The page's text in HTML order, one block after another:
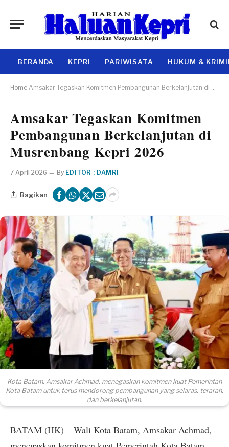
BERANDA KEPRI PARIWISATA HUKUM &
Home Amsakar Tegaskan Komitmen Pembangunan Berkelanjutan di Musrenbang Kepri 2026
Amsakar Tegaskan Komitmen
Pembangunan Berkelanjutan di
Musrenbang Kepri 2026
7 April 2026 By EDITOR : DAMRI
Bagikan
Kota Batam, Amsakar Achmad, menegaskan komitmen kuat Pemerintah
Kota Batam untuk terus mendorong pembangunan yang selaras, terarah,
dan berkelanjutan.
BATAM (HK) – Wali Kota Batam, Amsakar Achmad,